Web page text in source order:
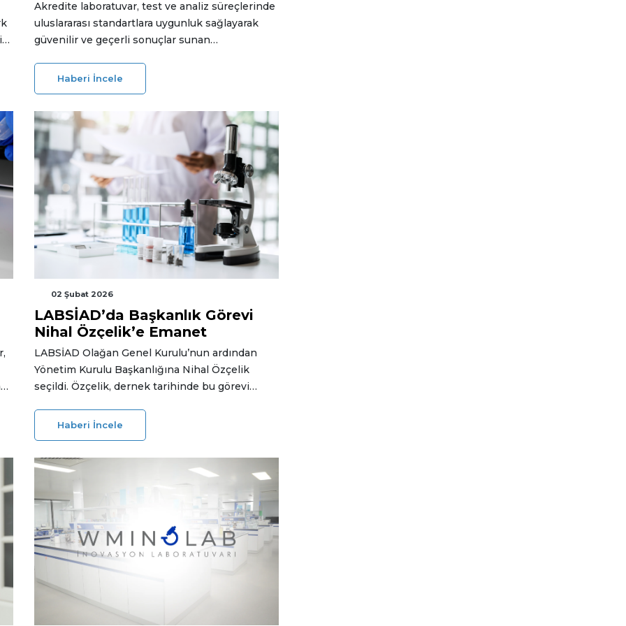
Akredite laboratuvar, test ve analiz süreçlerinde
uluslararası standartlara uygunluk sağlayarak
güvenilir ve geçerli sonuçlar sunan
akreditasyonun ne anlama geldiğini, neden
önemli olduğunu ve akredite laboratuvarların
Haberi İncele
02 Şubat 2026
LABSİAD’da Başkanlık Görevi
Nihal Özçelik’e Emanet
LABSİAD Olağan Genel Kurulu’nun ardından
Yönetim Kurulu Başkanlığına Nihal Özçelik
seçildi. Özçelik, dernek tarihinde bu görevi
dönemde şeffaf ve katılımcı bir yönetim anlayışı
hedeflendiği bildirildi.
Haberi İncele